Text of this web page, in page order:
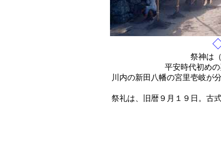
祭神は
平安時代初め
川内の新田八幡の宮里壱岐が
祭礼は、旧暦９月１９日。古